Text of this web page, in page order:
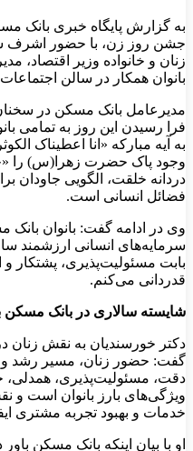
به گزارش پایگاه خبری بانک
جشن روز زن، با حضور اشرف
زنان و خانواده وزیر اقتصاد،
بانوان همکار در سالن
مدیرعامل بانک مسکن در
فرا رسیدن این روز به تمامی
به آیه مبارکه «انا اعطیناک
وجود پاک حضرت زهرا(س) را
دردانه خلقت، الگویی جاودان
فضائل انسانی است.
وی در ادامه گفت: بانوان بانک
سرمایه‌های انسانی ارزشمند
بابت مسئولیت‌پذیری، پشتکار
قدردانی می‌کنم.
شایسته سالاری در بانک مسکن
دکتر خورسندیان به نقش زنان
گفت: حضور زنان، مسیر رشد و
دقت، مسئولیت‌پذیری، همدلی،
ویژگی‌های بارز بانوان است و
خدمات و بهبود تجربه مشتری
او با بیان اینکه بانک مسکن